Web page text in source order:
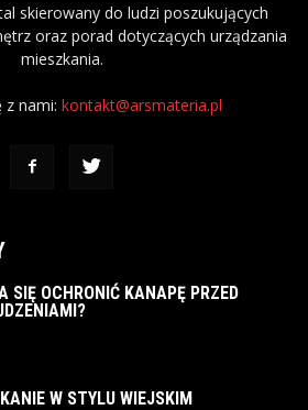
skierowany do ludzi poszukujących
oraz porad dotyczących urządzania
mieszkania.
z nami: kontakt@arsmateria.pl
SIĘ OCHRONIĆ KANAPĘ PRZED
W STYLU WIEJSKIM